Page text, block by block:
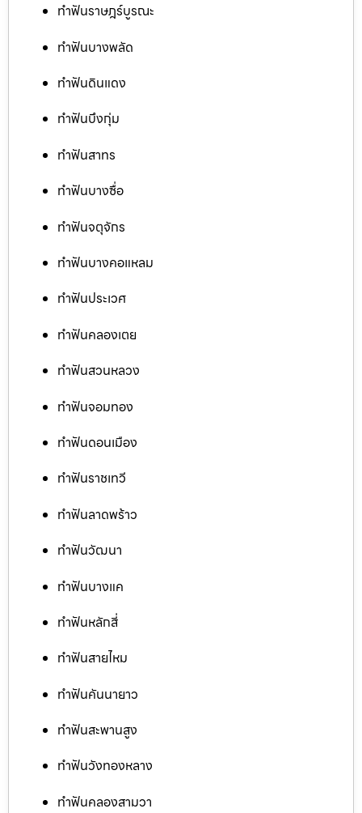
ทำฟันราษฎร์บูรณะ
ทำฟันบางพลัด
ทำฟันดินแดง
ทำฟันบึงกุ่ม
ทำฟันสาทร
ทำฟันบางซื่อ
ทำฟันจตุจักร
ทำฟันบางคอแหลม
ทำฟันประเวศ
ทำฟันคลองเตย
ทำฟันสวนหลวง
ทำฟันจอมทอง
ทำฟันดอนเมือง
ทำฟันราชเทวี
ทำฟันลาดพร้าว
ทำฟันวัฒนา
ทำฟันบางแค
ทำฟันหลักสี่
ทำฟันสายไหม
ทำฟันคันนายาว
ทำฟันสะพานสูง
ทำฟันวังทองหลาง
ทำฟันคลองสามวา